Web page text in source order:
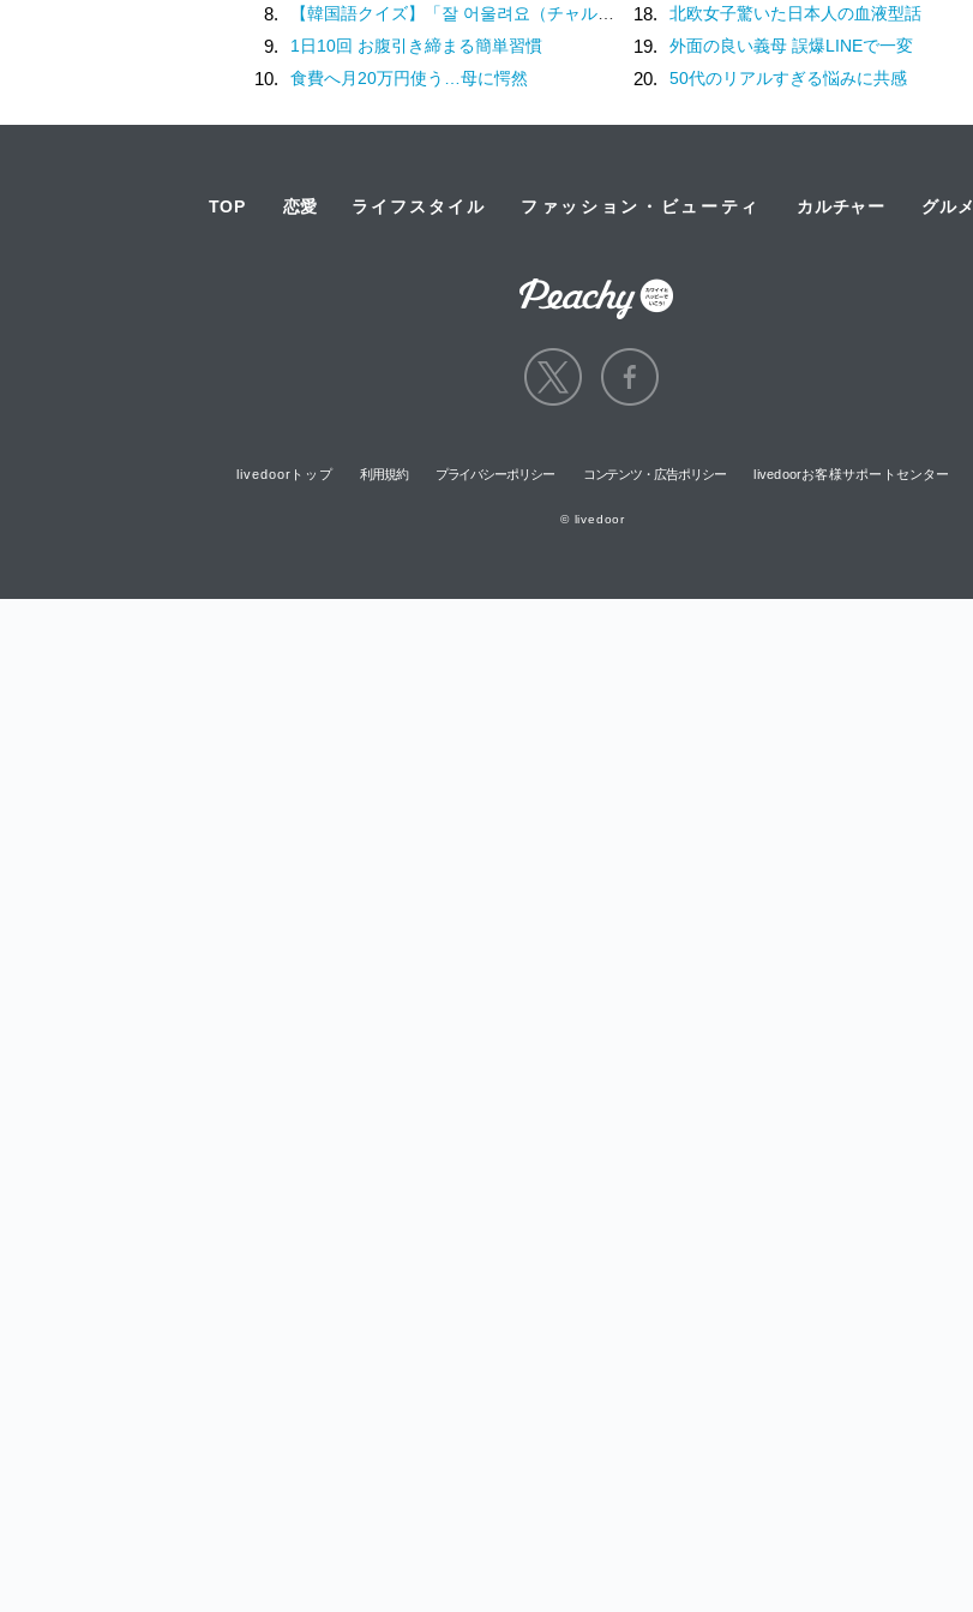
8. 【韓国語クイズ】「잘 어울려요（チャル オウルリョヨ）」の意味は？褒め言葉です♡
9. 1日10回 お腹引き締まる簡単習慣
10. 食費へ月20万円使う…母に愕然
18. 北欧女子驚いた日本人の血液型話
19. 外面の良い義母 誤爆LINEで一変
20. 50代のリアルすぎる悩みに共感
TOP 恋愛 ライフスタイル ファッション・ビューティ カルチャー グルメ
livedoorトップ 利用規約 プライバシーポリシー コンテンツ・広告ポリシー livedoorお客様サポートセンター
© livedoor